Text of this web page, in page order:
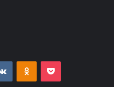
VKontakteOdnoklassniki
Pocket